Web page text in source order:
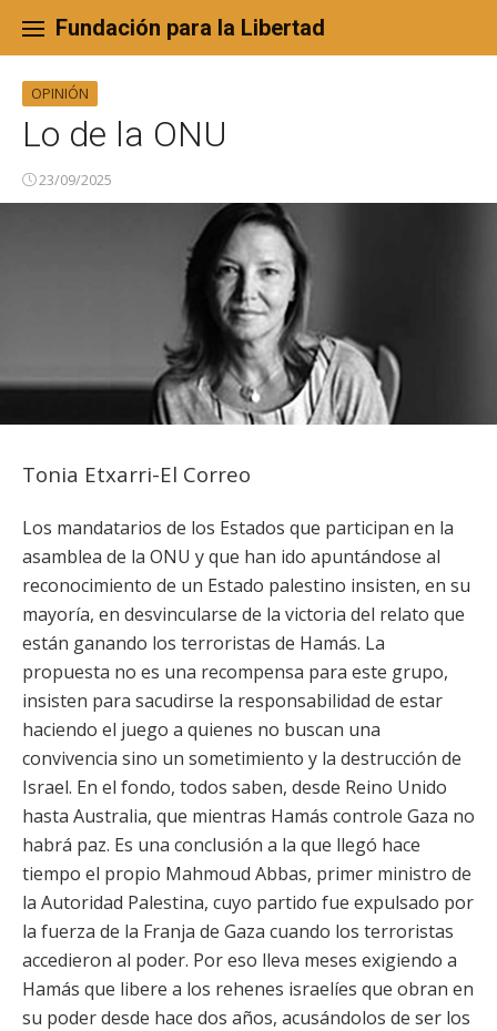
content
Fundación para la Libertad
OPINIÓN
Lo de la ONU
23/09/2025
Tonia Etxarri-El Correo
Los mandatarios de los Estados que participan en la
asamblea de la ONU y que han ido apuntándose al
reconocimiento de un Estado palestino insisten, en su
mayoría, en desvincularse de la victoria del relato que
están ganando los terroristas de Hamás. La
propuesta no es una recompensa para este grupo,
insisten para sacudirse la responsabilidad de estar
haciendo el juego a quienes no buscan una
convivencia sino un sometimiento y la destrucción de
Israel. En el fondo, todos saben, desde Reino Unido
hasta Australia, que mientras Hamás controle Gaza no
habrá paz. Es una conclusión a la que llegó hace
tiempo el propio Mahmoud Abbas, primer ministro de
la Autoridad Palestina, cuyo partido fue expulsado por
la fuerza de la Franja de Gaza cuando los terroristas
accedieron al poder. Por eso lleva meses exigiendo a
Hamás que libere a los rehenes israelíes que obran en
su poder desde hace dos años, acusándolos de ser los